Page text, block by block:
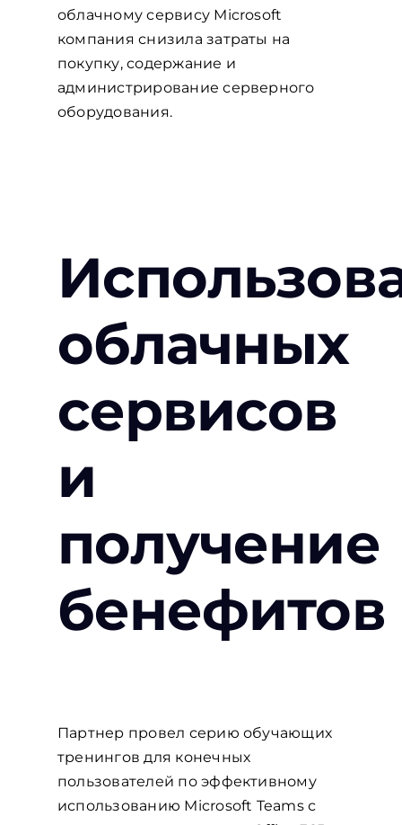
облачному сервису Microsoft
компания снизила затраты на
покупку, содержание и
администрирование серверного
оборудования.
облачных
сервисов
и
получение
бенефитов
Партнер провел серию обучающих
тренингов для конечных
пользователей по эффективному
использованию Microsoft Teams с